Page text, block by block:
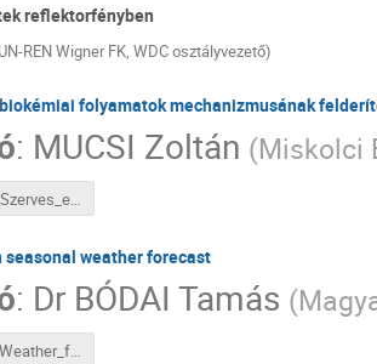
reflektorfényben
REN Wigner FK, WDC osztályvezető)
folyamatok mechanizmusának
: MUCSI Zoltán (Miskolci
MUCSI_Szerves_es_biokemiai_folyamatok_III_1.pdf
seasonal weather forecast
: Dr BÓDAI Tamás (
BODAI_Weather_forecast_III_2.pdf